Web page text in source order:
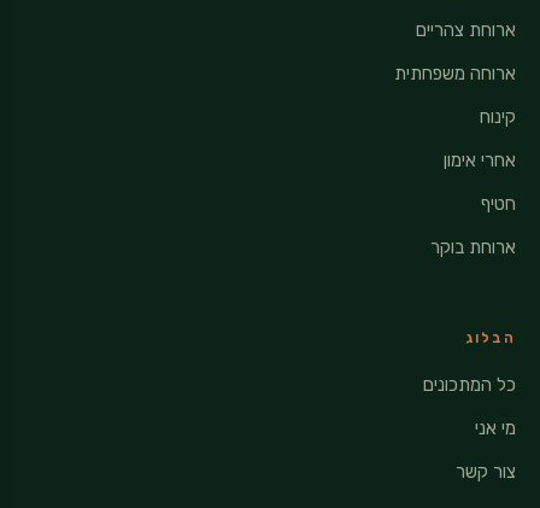
ארוחת צהריים
ארוחה משפחתית
קינוח
אחרי אימון
חטיף
ארוחת בוקר
הבלוג
כל המתכונים
מי אני
צור קשר